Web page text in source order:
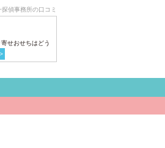
偵事務所の口コミ
せおせちはどう